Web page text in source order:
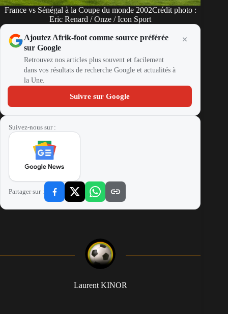
France vs Sénégal à la Coupe du monde 2002Crédit photo :
Eric Renard / Onze / Icon Sport
Ajoutez Afrik-foot comme source préférée
sur Google
Retrouvez nos articles plus souvent et facilement
dans vos résultats de recherche Google et actualités à
la Une.
Suivre sur Google
Suivez-nous sur :
Partager sur :
Laurent KINOR